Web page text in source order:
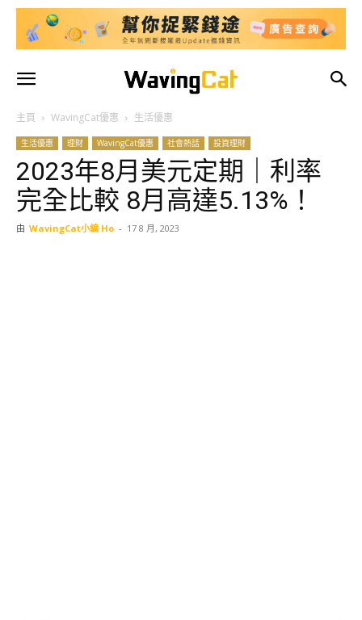
主頁 WavingCat優惠 生活優惠
生活優惠 理財 WavingCat優惠 社會熱話 投資理財
2023年8月美元定期｜利率
完全比較 8月高達5.13%！
由 WavingCat小編 Ho - 17 8 月, 2023